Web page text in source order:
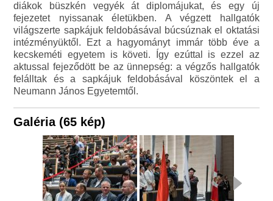
diákok büszkén vegyék át diplomájukat, és egy új
fejezetet nyissanak életükben. A végzett hallgatók
világszerte sapkájuk feldobásával búcsúznak el oktatási
intézményüktől. Ezt a hagyományt immár több éve a
kecskeméti egyetem is követi. Így ezúttal is ezzel az
aktussal fejeződött be az ünnepség: a végzős hallgatók
felálltak és a sapkájuk feldobásával köszöntek el a
Neumann János Egyetemtől.
Galéria (65 kép)